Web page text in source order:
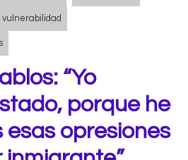
vulnerabilidad
“Yo
porque he
opresiones